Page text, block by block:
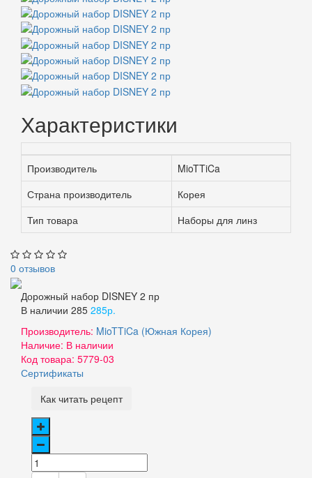
Характеристики
Производитель
MioTTiCa
Страна производитель
Корея
Тип товара
Наборы для линз
0 отзывов
Дорожный набор DISNEY 2 пр
В наличии 285 285р.
Производитель: MioTTiCa (Южная Корея)
Наличие: В наличии
Код товара: 5779-03
Сертификаты
Как читать рецепт